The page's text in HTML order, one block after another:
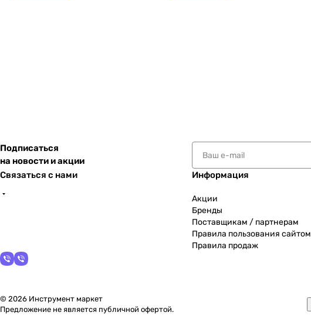
Подписаться
на новости и акции
Связаться с нами
Информация
Акции
Бренды
Поставщикам / партнерам
Правила пользования сайтом
Правила продаж
© 2026 Инструмент маркет
Предложение не является публичной офертой.